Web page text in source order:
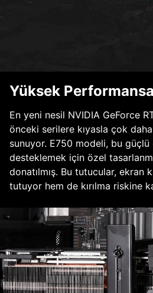
Yüksek
En yeni nesil NVIDIA GeForce
önceki serilere kıyasla çok
sunuyor. E750 modeli, bu güçlü
desteklemek için özel
donatılmış. Bu tutucular, ekran
tutuyor hem de kırılma riskine